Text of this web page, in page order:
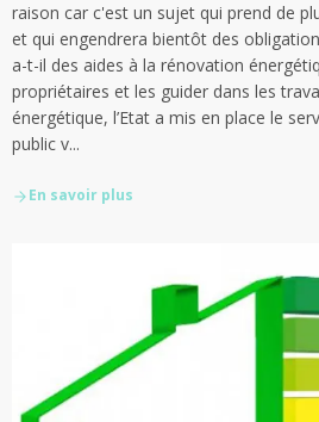
raison car c'est un sujet qui prend de
et qui engendrera bientôt des
a-t-il des aides à la rénovation
propriétaires et les guider dans les
énergétique, l’Etat a mis en place le
public v...
En savoir plus